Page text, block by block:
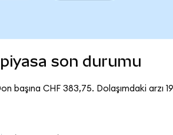
son durumu
başına CHF 383,75. Dolaşımdaki arzı